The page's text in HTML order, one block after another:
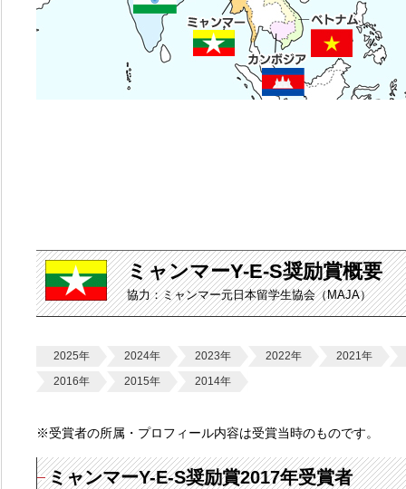
ミャンマーY-E-S奨励賞概要
協力：ミャンマー元日本留学生協会（MAJA）
2025年 2024年 2023年 2022年
2021年
2016年
2015年 2014年
※受賞者の所属・プロフィール内容は受賞当時のものです。
ミャンマーY-E-S奨励賞2017年受賞者